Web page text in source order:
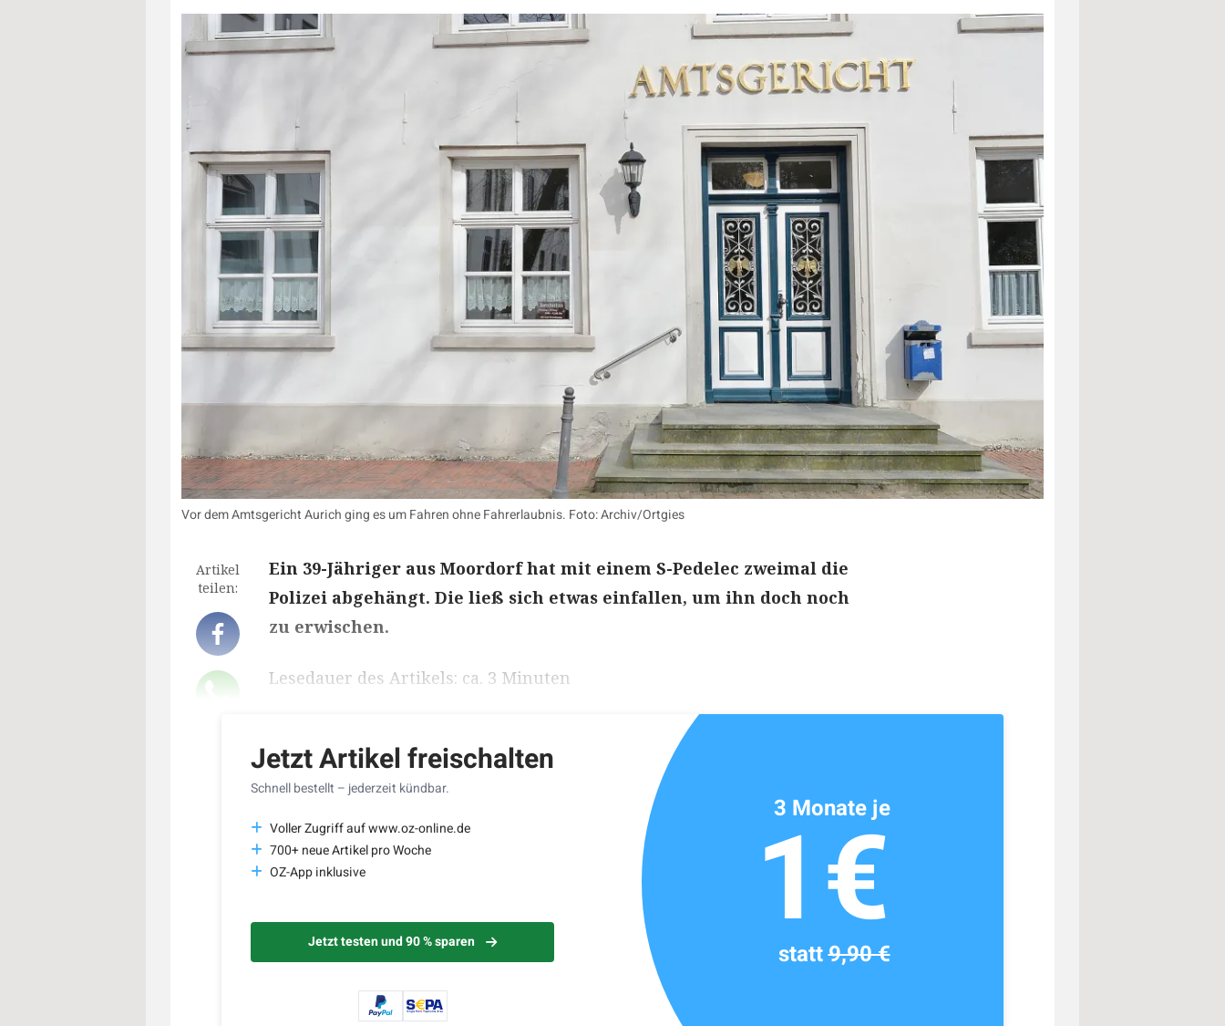
Vor dem Amtsgericht Aurich ging es um Fahren ohne Fahrerlaubnis. Foto: Archiv/Ortgies
Artikel
teilen:
Ein 39-Jähriger aus Moordorf hat mit einem S-Pedelec zweimal die
Polizei abgehängt. Die ließ sich etwas einfallen, um ihn doch noch
zu erwischen.
Lesedauer des Artikels: ca. 3 Minuten
Jetzt Artikel freischalten
Schnell bestellt – jederzeit kündbar.
Voller Zugriff auf www.oz-online.de
700+ neue Artikel pro Woche
OZ-App inklusive
Jetzt testen und 90 % sparen
3 Monate je
1€
statt9,90 €